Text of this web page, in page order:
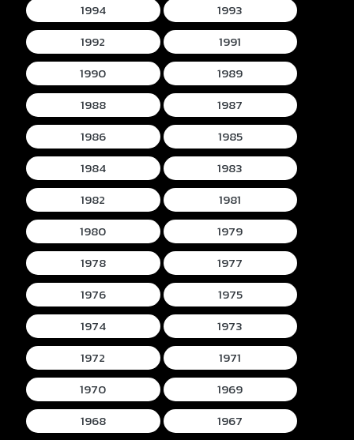
1994
1993
1992
1991
1990
1989
1988
1987
1986
1985
1984
1983
1982
1981
1980
1979
1978
1977
1976
1975
1974
1973
1972
1971
1970
1969
1968
1967